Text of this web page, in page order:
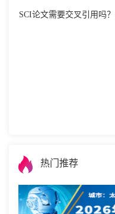
SCI论文需要交叉引用吗
热门推荐